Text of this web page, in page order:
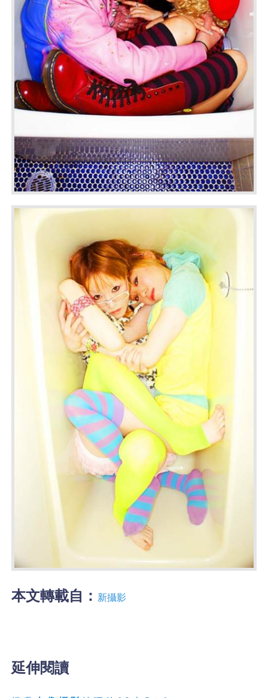
本文轉載自： 新攝影
延伸閱讀